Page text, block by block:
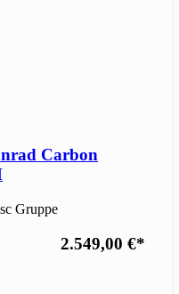
Carbon
Gruppe
2.549,00 €*